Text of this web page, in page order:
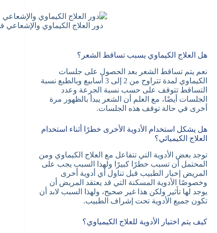
دور العلاج الكيماوي والإشعاعي
هل العلاج الكيماوي يسبب تساقط الشعر؟
نعم يتم تساقط الشعر بعد الحصول على جلسات
الكيماوي لمدة تتراوح من 2 إلى 3 أسابيع وبالطبع نسبة
التساقط تتوقف على حسب نسبة الجرعة وعدد
الجلسات أيضًا، مع العلم أن الشعر يبدأ بالظهور مرة
أخرى في حالة توقف هذه الجلسات.
هل يشكل استخدام الأدوية الأخرى خطرًا أثناء استخدام
العلاج الكيميائي؟
توجد بعض الأدوية التي تتفاعل مع العلاج الكيماوي ومن
المحتمل أن تسبب خطرًا كبيرًا ولهذا السبب يجب على
المريض إخبار الطبيب قبل تناول أي أدوية أخرى
وخصوصًا الأدوية المسكنة التي قد يعتقد المريض أن
يوجد لها تأثير ولكن هذا غير صحيح، ولهذا السبب لابد أن
تكون جميع الأدوية تحت إشراف الطبيب.
كيف يتم اختيار الأدوية للعلاج الكيمياوي؟